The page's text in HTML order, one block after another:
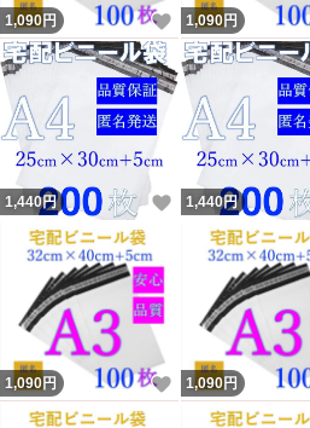
1,090円 いいね！
1,090円
1,440円 いいね！
1,440円
1,090円 いいね！
1,090円